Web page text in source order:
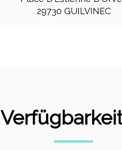
29730 GUILVINEC